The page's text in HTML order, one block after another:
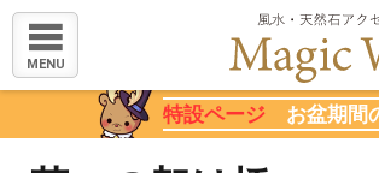
MENU
特設ページ お盆期間